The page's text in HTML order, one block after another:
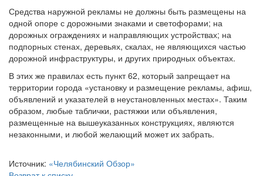
Средства наружной рекламы не должны быть размещены на
одной опоре с дорожными знаками и светофорами; на
дорожных ограждениях и направляющих устройствах; на
подпорных стенах, деревьях, скалах, не являющихся частью
дорожной инфраструктуры, и других природных объектах.
В этих же правилах есть пункт 62, который запрещает на
территории города «установку и размещение рекламы, афиш,
объявлений и указателей в неустановленных местах». Таким
образом, любые таблички, растяжки или объявления,
размещенные на вышеуказанных конструкциях, являются
незаконными, и любой желающий может их забрать.
Источник: «Челябинский Обзор»